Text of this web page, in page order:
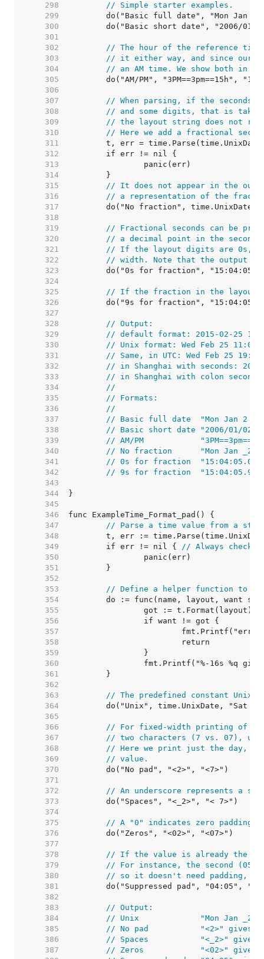
   298
// Simple starter examples.
   299
   300
   301
   302
// The hour of the reference time
   303
// it either way, and since our
   304
// an AM time. We show both in
   305
   306
   307
// When parsing, if the seconds
   308
// and some digits, that is
   309
// the layout string does not
   310
// Here we add a fractional
   311
   312
   313
   314
   315
// It does not appear in the
   316
// a representation of the
   317
   318
   319
// Fractional seconds can be
   320
// a decimal point in the
   321
// If the layout digits are 0s,
   322
// width. Note that the output
   323
   324
   325
// If the fraction in the layout
   326
   327
   328
// Output:
   329
// default format: 2015-02-25
   330
// Unix format: Wed Feb 25
   331
// Same, in UTC: Wed Feb 25
   332
// in Shanghai with seconds: 2015-
   333
// in Shanghai with colon
   334
//
   335
// Formats:
   336
//
   337
// Basic full date  "Mon Jan 2
   338
// Basic short date "2006/01/02"
   339
// AM/PM
   340
// No fraction      "Mon Jan _2
   341
// 0s for fraction
   342
// 9s for fraction
   343
   344
   345
   346
   347
// Parse a time value from a
   348
   349
	if err != nil {
// Always check
   350
   351
   352
   353
// Define a helper function to
   354
   355
   356
   357
   358
   359
   360
   361
   362
   363
// The predefined constant Unix
   364
   365
   366
// For fixed-width printing of
   367
// two characters (7 vs. 07),
   368
// Here we print just the day,
   369
// value.
   370
   371
   372
// An underscore represents a
   373
   374
   375
// A "0" indicates zero padding
   376
   377
   378
// If the value is already the
   379
// For instance, the second (05
   380
// so it doesn't need padding,
   381
   382
   383
// Output:
   384
// Unix             "Mon Jan _2
   385
// No pad           "<2>" gives
   386
// Spaces           "<_2>" gives
   387
// Zeros            "<02>" gives